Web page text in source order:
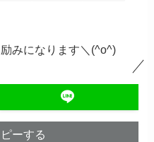
みになります＼(^o^)
ーする